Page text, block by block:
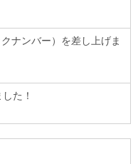
ナンバー）を差し上げま
た！